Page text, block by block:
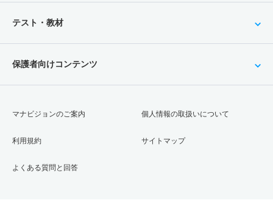
テスト・教材
保護者向けコンテンツ
マナビジョンのご案内
利用規約
よくある質問と回答
個人情報の取扱いについて
サイトマップ